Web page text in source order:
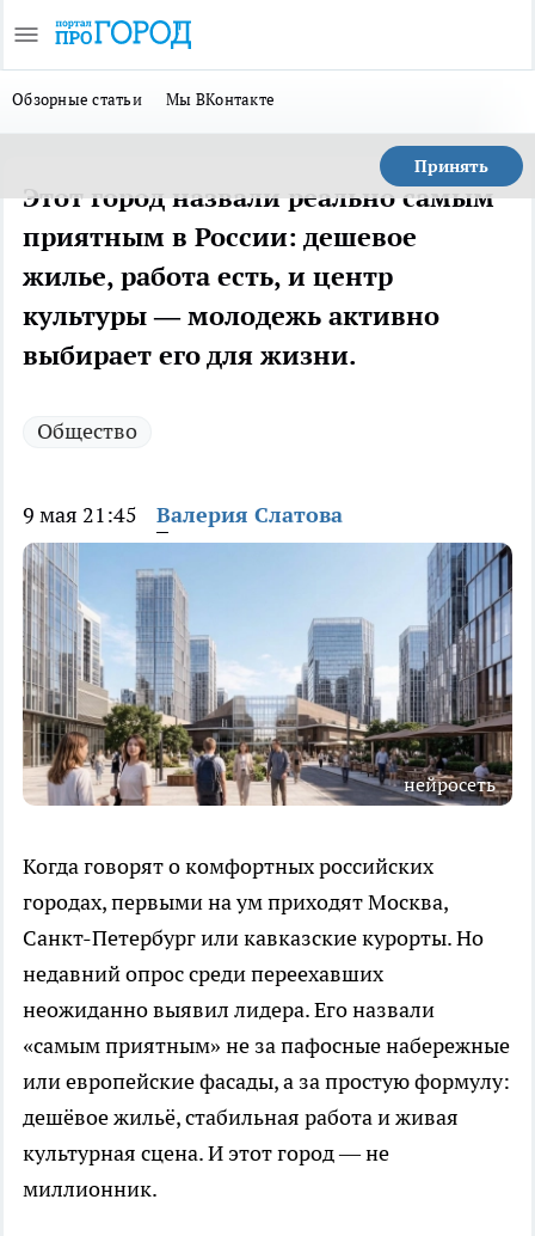
Обзорные статьи Мы ВКонтакте
Принять
Этот город назвали реально самым
приятным в России: дешевое
жилье, работа есть, и центр
культуры — молодежь активно
выбирает его для жизни.
Общество
9 мая 21:45 Валерия Слатова
нейросеть
Когда говорят о комфортных российских
городах, первыми на ум приходят Москва,
Санкт-Петербург или кавказские курорты. Но
недавний опрос среди переехавших
неожиданно выявил лидера. Его назвали
«самым приятным» не за пафосные набережные
или европейские фасады, а за простую формулу:
дешёвое жильё, стабильная работа и живая
культурная сцена. И этот город — не
миллионник.